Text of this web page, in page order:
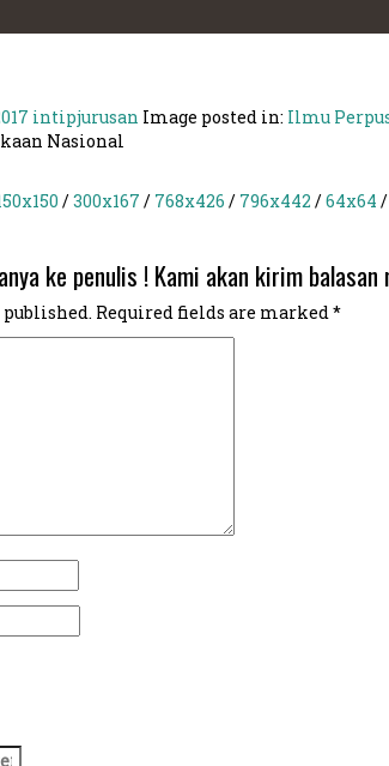
intipjurusan Image posted in: Ilmu
Nasional
/300x167 / 768x426 / 796x442 /64x64 /
ke penulis ! Kami akan kirim balasan
Required fields are marked*